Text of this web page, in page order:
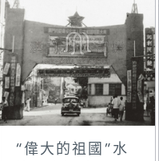
“偉大的祖國”水